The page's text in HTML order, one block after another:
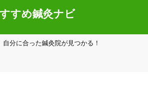
0886763588
すめ鍼灸ナビ
自分に合った鍼灸院が見つかる！